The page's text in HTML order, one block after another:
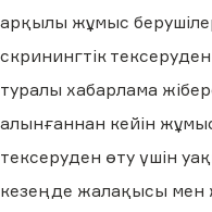
арқылы жұмыс
скринингтік тексеруден
туралы хабарлама
алынғаннан кейін
тексеруден өту үшін
кезеңде жалақысы мен